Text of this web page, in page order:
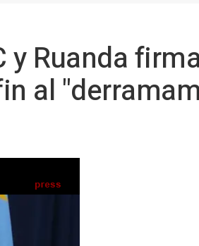
y Ruanda
al
para firmar los